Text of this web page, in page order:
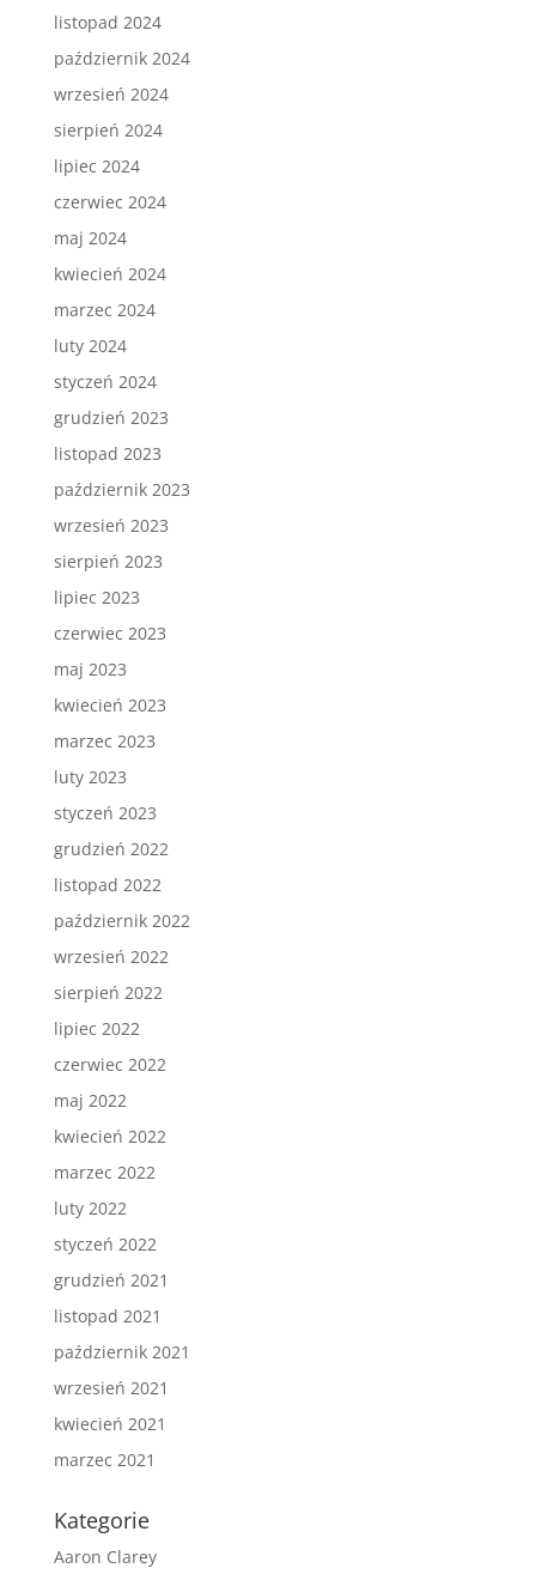
listopad 2024
październik 2024
wrzesień 2024
sierpień 2024
lipiec 2024
czerwiec 2024
maj 2024
kwiecień 2024
marzec 2024
luty 2024
styczeń 2024
grudzień 2023
listopad 2023
październik 2023
wrzesień 2023
sierpień 2023
lipiec 2023
czerwiec 2023
maj 2023
kwiecień 2023
marzec 2023
luty 2023
styczeń 2023
grudzień 2022
listopad 2022
październik 2022
wrzesień 2022
sierpień 2022
lipiec 2022
czerwiec 2022
maj 2022
kwiecień 2022
marzec 2022
luty 2022
styczeń 2022
grudzień 2021
listopad 2021
październik 2021
wrzesień 2021
kwiecień 2021
marzec 2021
Kategorie
Aaron Clarey